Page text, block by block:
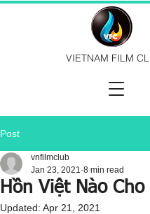
VIETNAM FILM
Post
Hồn Việt Nào Cho
vnfilmclub
Jan 23, 2021 8 min read
Updated: Apr 21, 2021